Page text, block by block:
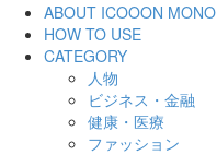
ABOUT ICOOON MONO
HOW TO USE
CATEGORY
人物
ビジネス・金融
健康・医療
ファッション